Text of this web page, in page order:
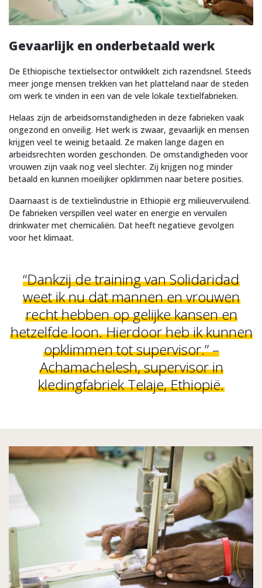
Gevaarlijk en onderbetaald werk
De Ethiopische textielsector ontwikkelt zich razendsnel. Steeds
meer jonge mensen trekken van het platteland naar de steden
om werk te vinden in een van de vele lokale textielfabrieken.
Helaas zijn de arbeidsomstandigheden in deze fabrieken vaak
ongezond en onveilig. Het werk is zwaar, gevaarlijk en mensen
krijgen veel te weinig betaald. Ze maken lange dagen en
arbeidsrechten worden geschonden. De omstandigheden voor
vrouwen zijn vaak nog veel slechter. Zij krijgen nog minder
betaald en kunnen moeilijker opklimmen naar betere posities.
Daarnaast is de textielindustrie in Ethiopië erg milieuvervuilend.
De fabrieken verspillen veel water en energie en vervuilen
drinkwater met chemicaliën. Dat heeft negatieve gevolgen
voor het klimaat.
“Dankzij de training van Solidaridad
weet ik nu dat mannen en vrouwen
recht hebben op gelijke kansen en
hetzelfde loon. Hierdoor heb ik kunnen
opklimmen tot supervisor.” –
Achamachelesh, supervisor in
kledingfabriek Telaje, Ethiopië.